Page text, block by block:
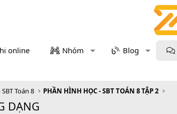
online Nhóm Blog
Toán 8 PHẦN HÌNH HỌC - SBT TOÁN 8 TẬP 2
DẠNG